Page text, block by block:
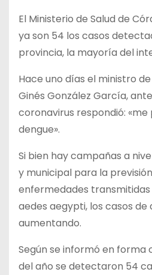
El Ministerio de Salud de
ya son 54 los casos
provincia, la mayoría del
Hace uno días el ministro
Ginés González García,
coronavirus respondió:
dengue».
Si bien hay campañas a
y municipal para la
enfermedades
aedes aegypti, los casos de
aumentando.
Según se informó en forma
del año se detectaron 54